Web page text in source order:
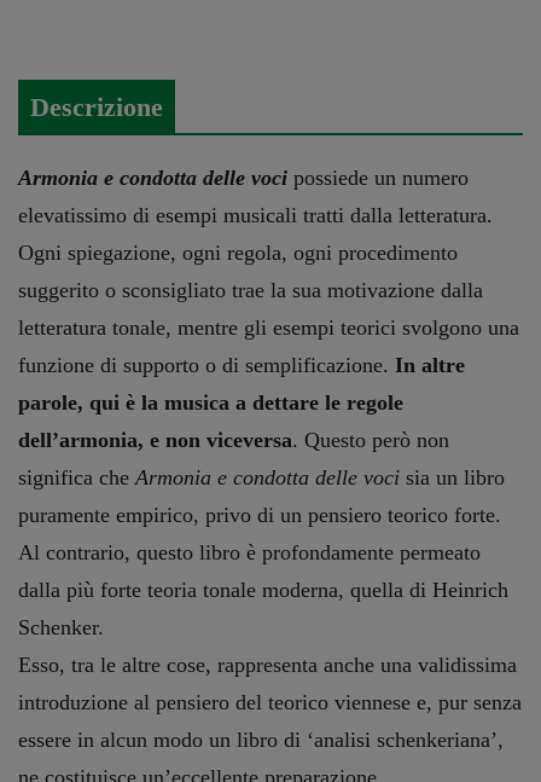
Descrizione
Armonia e condotta delle voci possiede un numero
elevatissimo di esempi musicali tratti dalla letteratura.
Ogni spiegazione, ogni regola, ogni procedimento
suggerito o sconsigliato trae la sua motivazione dalla
letteratura tonale, mentre gli esempi teorici svolgono una
funzione di supporto o di semplificazione. In altre
parole, qui è la musica a dettare le regole
dell’armonia, e non viceversa. Questo però non
significa cheArmonia e condotta delle voci sia un libro
puramente empirico, privo di un pensiero teorico forte.
Al contrario, questo libro è profondamente permeato
dalla più forte teoria tonale moderna, quella di Heinrich
Schenker.
Esso, tra le altre cose, rappresenta anche una validissima
introduzione al pensiero del teorico viennese e, pur senza
essere in alcun modo un libro di ‘analisi schenkeriana’,
ne costituisce un’eccellente preparazione.